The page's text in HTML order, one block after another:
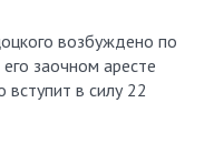
возбуждено по
заочном аресте
в силу 22